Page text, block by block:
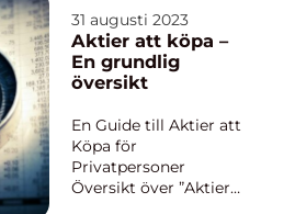
bör man egentligen
ha i sin portfölj? I
denna artikel kommer
vi att ge en grundlig
många aktier man
bör ha,...
31 augusti 2023
Aktier att köpa –
En grundlig
översikt
En Guide till Aktier att
Köpa för
Privatpersoner
Översikt över ”Aktier